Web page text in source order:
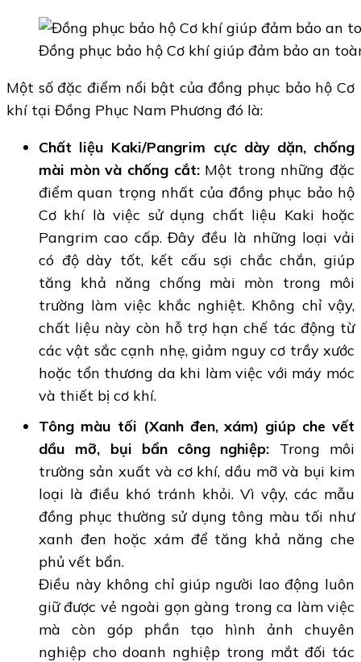
Đồng phục bảo hộ Cơ khí giúp đảm bảo an
Một số đặc điểm nổi bật của đồng phục bảo hộ Cơ
khí tại Đồng Phục Nam Phương đó là:
Chất liệu Kaki/Pangrim cực dày dặn, chống
mài mòn và chống cắt: Một trong những đặc
điểm quan trọng nhất của đồng phục bảo hộ
Cơ khí là việc sử dụng chất liệu Kaki hoặc
Pangrim cao cấp. Đây đều là những loại vải
có độ dày tốt, kết cấu sợi chắc chắn, giúp
tăng khả năng chống mài mòn trong môi
trường làm việc khắc nghiệt. Không chỉ vậy,
chất liệu này còn hỗ trợ hạn chế tác động từ
các vật sắc cạnh nhẹ, giảm nguy cơ trầy xước
hoặc tổn thương da khi làm việc với máy móc
và thiết bị cơ khí.
Tông màu tối (Xanh đen, xám) giúp che vết
dầu mỡ, bụi bẩn công nghiệp: Trong môi
trường sản xuất và cơ khí, dầu mỡ và bụi kim
loại là điều khó tránh khỏi. Vì vậy, các mẫu
đồng phục thường sử dụng tông màu tối như
xanh đen hoặc xám để tăng khả năng che
phủ vết bẩn.
Điều này không chỉ giúp người lao động luôn
giữ được vẻ ngoài gọn gàng trong ca làm việc
mà còn góp phần tạo hình ảnh chuyên
nghiệp cho doanh nghiệp trong mắt đối tác